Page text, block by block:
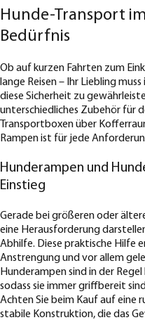
Hunde-Transport
Bedürfnis
Ob auf kurzen Fahrten zum
lange Reisen – Ihr Liebling
diese Sicherheit zu
unterschiedliches Zubehör für
Transportboxen über
Rampen ist für jede
Hunderampen und
Einstieg
Gerade bei größeren oder
eine Herausforderung
Abhilfe. Diese praktische Hilfe
Anstrengung und vor allem
Hunderampen sind in der
sodass sie immer griffbereit
Achten Sie beim Kauf auf eine
stabile Konstruktion, die das